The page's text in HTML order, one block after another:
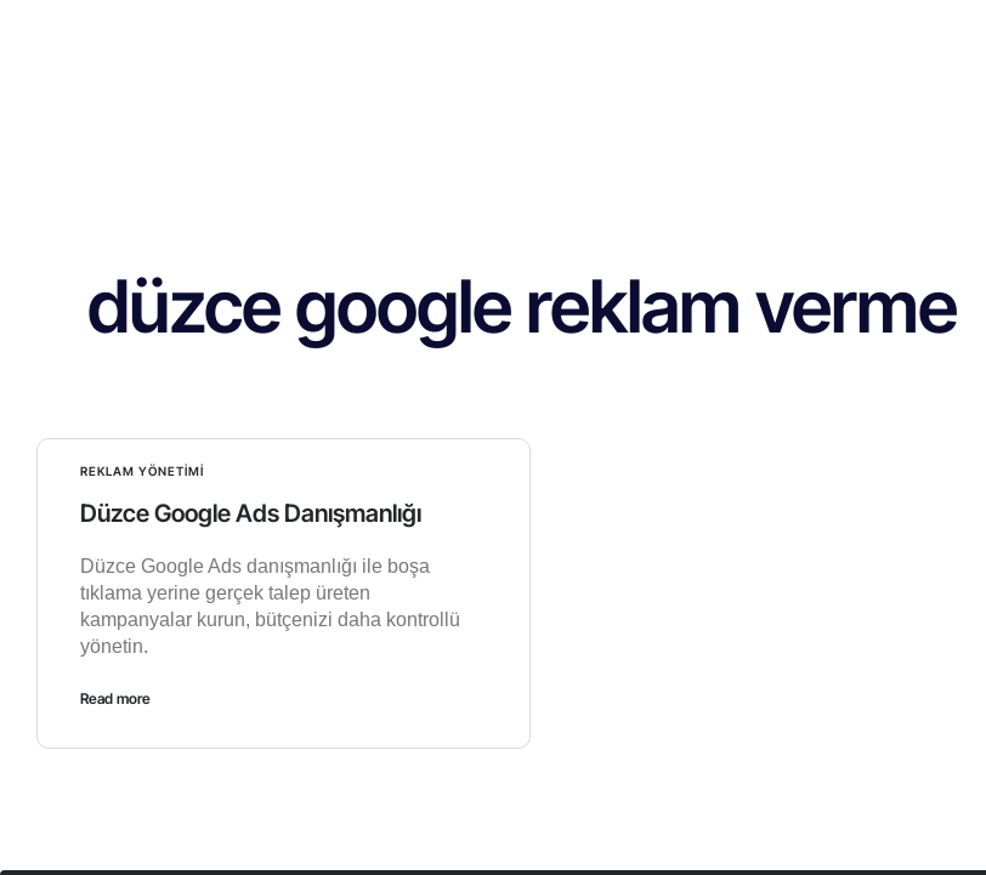
düzce google reklam verme
REKLAM YÖNETIMI
Düzce Google Ads Danışmanlığı
Düzce Google Ads danışmanlığı ile boşa
tıklama yerine gerçek talep üreten
kampanyalar kurun, bütçenizi daha kontrollü
yönetin.
Read more